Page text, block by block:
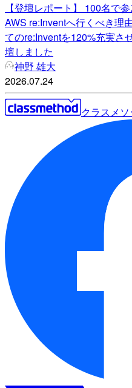
【登壇レポート】 100名で
AWS re:Inventへ行くべき理
てのre:Inventを120%充実さ
壇しました
神野 雄大
2026.07.24
クラスメ